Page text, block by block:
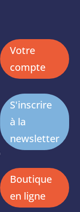
Votre
compte
S'inscrire
à la
newsletter
Boutique
en ligne